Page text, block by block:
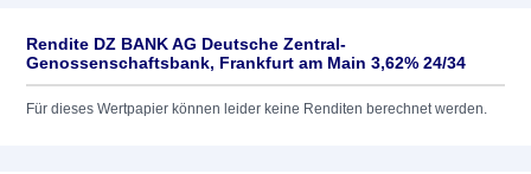
Rendite DZ BANK AG Deutsche Zentral-
Genossenschaftsbank, Frankfurt am Main 3,62% 24/34
Für dieses Wertpapier können leider keine Renditen berechnet werden.